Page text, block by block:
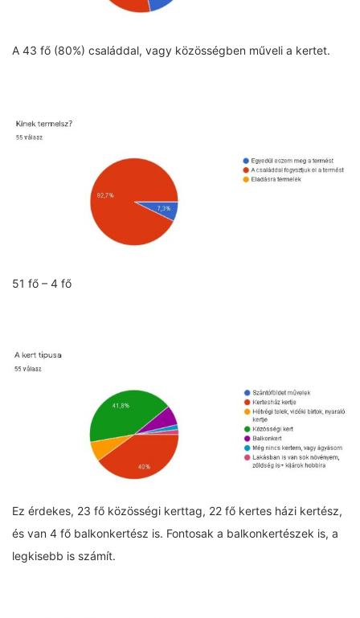
A 43 fő (80%) családdal, vagy közösségben műveli a kertet.
51 fő – 4 fő
Ez érdekes, 23 fő közösségi kerttag, 22 fő kertes házi kertész,
és van 4 fő balkonkertész is. Fontosak a balkonkertészek is, a
legkisebb is számít.